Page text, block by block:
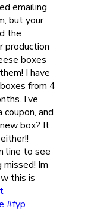
emailing
but your
the
production
boxes
I have
from 4
I’ve
coupon, and
box? It
line to see
Im
this is
#fyp